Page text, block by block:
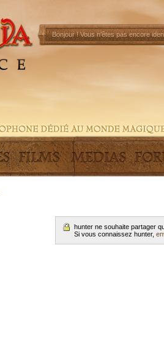
Bonjour !Vous n'êtes pas encore
hunter ne souhaite partager
Si vous connaissez hunter,